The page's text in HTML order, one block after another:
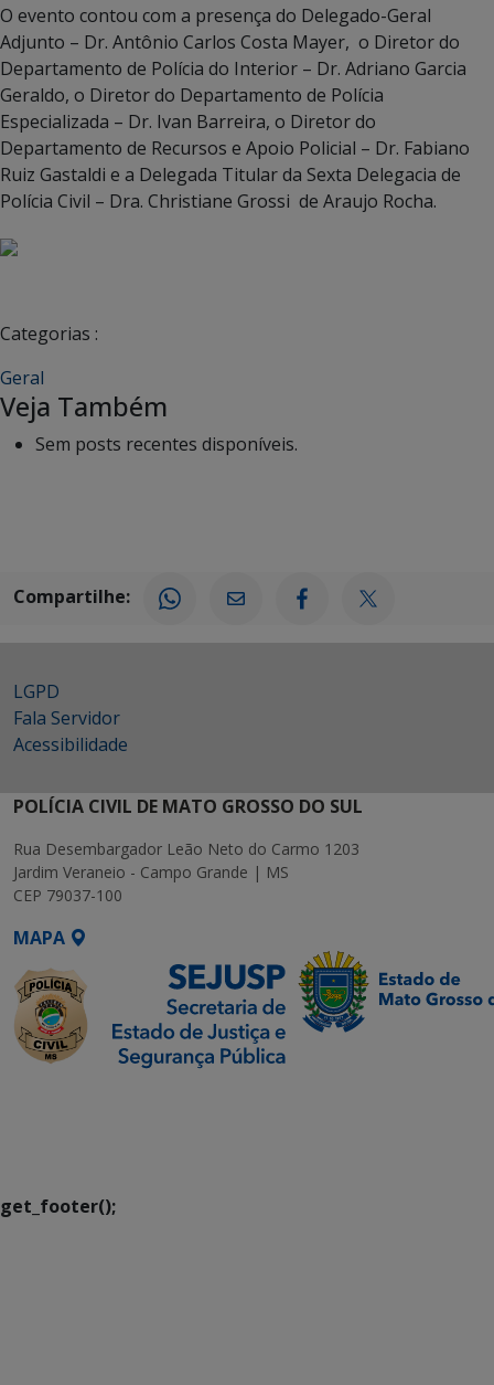
O evento contou com a presença do Delegado-Geral
Adjunto – Dr. Antônio Carlos Costa Mayer, o Diretor do
Departamento de Polícia do Interior – Dr. Adriano Garcia
Geraldo, o Diretor do Departamento de Polícia
Especializada – Dr. Ivan Barreira, o Diretor do
Departamento de Recursos e Apoio Policial – Dr. Fabiano
Ruiz Gastaldi e a Delegada Titular da Sexta Delegacia de
Polícia Civil – Dra. Christiane Grossi de Araujo Rocha.
Categorias :
Geral
Veja Também
Sem posts recentes disponíveis.
Compartilhe:
LGPD
Fala Servidor
Acessibilidade
POLÍCIA CIVIL DE MATO GROSSO DO SUL
Rua Desembargador Leão Neto do Carmo 1203
Jardim Veraneio - Campo Grande | MS
CEP 79037-100
MAPA
get_footer();